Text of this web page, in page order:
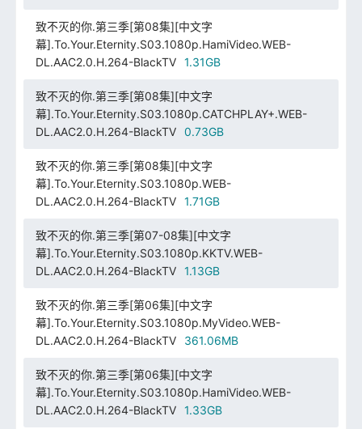
致不灭的你.第三季[第08集][中文字
幕].To.Your.Eternity.S03.1080p.HamiVideo.WEB-
DL.AAC2.0.H.264-BlackTV
1.31GB
致不灭的你.第三季[第08集][中文字
幕].To.Your.Eternity.S03.1080p.CATCHPLAY+.WEB-
DL.AAC2.0.H.264-BlackTV
0.73GB
致不灭的你.第三季[第08集][中文字
幕].To.Your.Eternity.S03.1080p.WEB-
DL.AAC2.0.H.264-BlackTV
1.71GB
致不灭的你.第三季[第07-08集][中文字
幕].To.Your.Eternity.S03.1080p.KKTV.WEB-
DL.AAC2.0.H.264-BlackTV
1.13GB
致不灭的你.第三季[第06集][中文字
幕].To.Your.Eternity.S03.1080p.MyVideo.WEB-
DL.AAC2.0.H.264-BlackTV
361.06MB
致不灭的你.第三季[第06集][中文字
幕].To.Your.Eternity.S03.1080p.HamiVideo.WEB-
DL.AAC2.0.H.264-BlackTV
1.33GB